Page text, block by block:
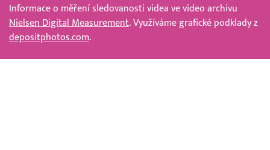
Informace o měření sledovanosti videa ve video archivu
Nielsen Digital Measurement. Využíváme grafické podklady z
depositphotos.com.